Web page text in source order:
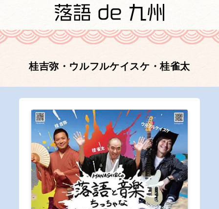
桂吉弥・ウルフルケイスケ・桂雀太